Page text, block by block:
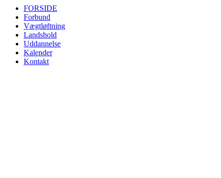
FORSIDE
Forbund
Vægtløftning
Landshold
Uddannelse
Kalender
Kontakt